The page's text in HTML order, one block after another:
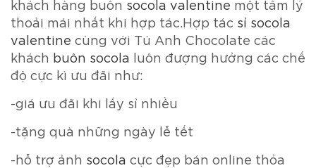
khách hàng buôn socola valentine một tâm lý
thoải mái nhất khi hợp tác.Hợp tác sỉ socola
valentine cùng với Tú Anh Chocolate các
khách
buôn socola
luôn đượng hưởng các chế
độ cực kì ưu đãi như:
-giá ưu đãi khi lấy sỉ nhiều
-tặng quà những ngày lễ tết
-hỗ trợ ảnh socola cực đẹp bán online thỏa